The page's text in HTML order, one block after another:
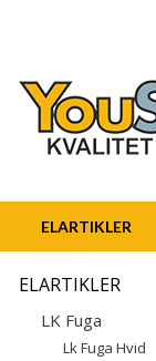
ELARTIKLER
ELARTIKLER
LK Fuga
Lk Fuga Hvid